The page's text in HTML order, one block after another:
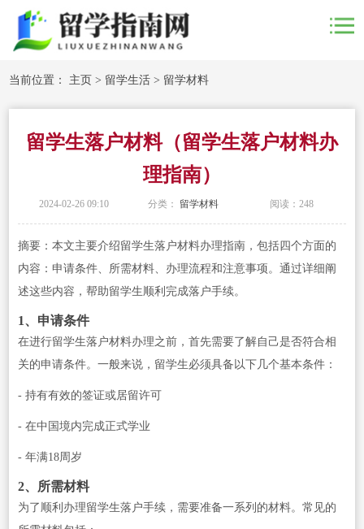
当前位置： 主页 > 留学生活 > 留学材料
留学生落户材料（留学生落户材料办
理指南）
2024-02-26 09:10 分类： 留学材料 阅读：248
摘要：本文主要介绍留学生落户材料办理指南，包括四个方面的
内容：申请条件、所需材料、办理流程和注意事项。通过详细阐
述这些内容，帮助留学生顺利完成落户手续。
1、申请条件
在进行留学生落户材料办理之前，首先需要了解自己是否符合相
关的申请条件。一般来说，留学生必须具备以下几个基本条件：
- 持有有效的签证或居留许可
- 在中国境内完成正式学业
- 年满18周岁
2、所需材料
为了顺利办理留学生落户手续，需要准备一系列的材料。常见的